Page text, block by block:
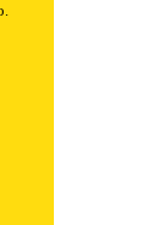
o alertar
sitio no